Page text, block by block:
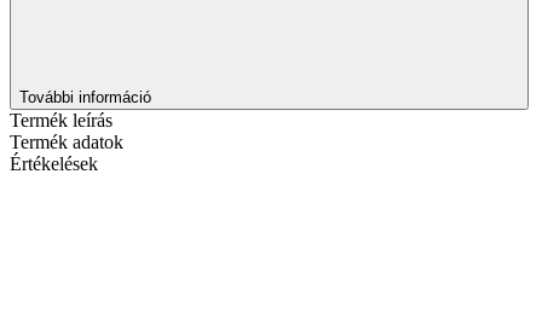
További információ
Termék leírás
Termék adatok
Értékelések